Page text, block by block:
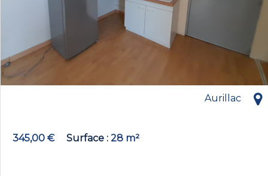
Aurillac
345,00 € Surface 28 m²